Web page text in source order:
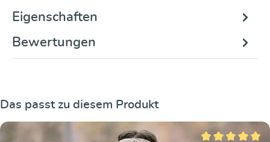
Eigenschaften
Bewertungen
Produktgalerie überspringen
Das passt zu diesem Produkt